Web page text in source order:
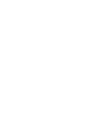
и уточнят
то закажут его